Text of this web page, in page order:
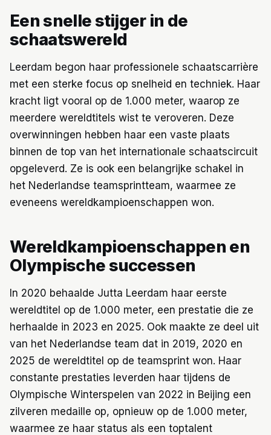
Een snelle stijger in de
schaatswereld
Leerdam begon haar professionele schaatscarrière
met een sterke focus op snelheid en techniek. Haar
kracht ligt vooral op de 1.000 meter, waarop ze
meerdere wereldtitels wist te veroveren. Deze
overwinningen hebben haar een vaste plaats
binnen de top van het internationale schaatscircuit
opgeleverd. Ze is ook een belangrijke schakel in
het Nederlandse teamsprintteam, waarmee ze
eveneens wereldkampioenschappen won.
Wereldkampioenschappen en
Olympische successen
In 2020 behaalde Jutta Leerdam haar eerste
wereldtitel op de 1.000 meter, een prestatie die ze
herhaalde in 2023 en 2025. Ook maakte ze deel uit
van het Nederlandse team dat in 2019, 2020 en
2025 de wereldtitel op de teamsprint won. Haar
constante prestaties leverden haar tijdens de
Olympische Winterspelen van 2022 in Beijing een
zilveren medaille op, opnieuw op de 1.000 meter,
waarmee ze haar status als een toptalent